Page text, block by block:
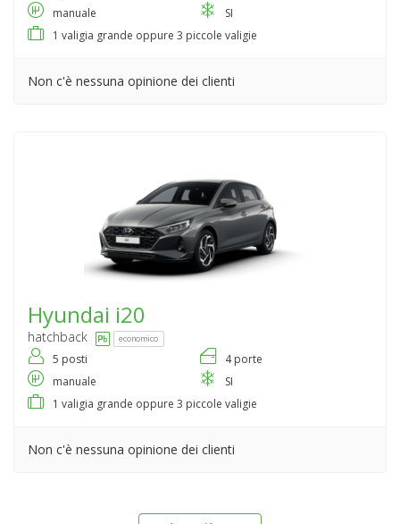
manuale
SI
1 valigia grande oppure 3 piccole valigie
Non c'è nessuna opinione dei clienti
Hyundai i20
hatchback economico
5 posti
4 porte
manuale
SI
1 valigia grande oppure 3 piccole valigie
Non c'è nessuna opinione dei clienti